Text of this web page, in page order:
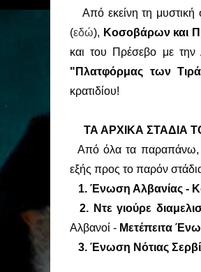
Από εκείνη τη μυστική
(εδώ), Κοσοβάρων και
και του Πρέσεβο με την
"Πλατφόρμας των
κρατιδίου!
ΤΑ ΑΡΧΙΚΑ ΣΤΑΔΙΑ
Από όλα τα παραπάνω,
εξής προς το παρόν
1. Ένωση Αλβανίας -
2. Ντε γιούρε
Αλβανοί - Μετέπειτα
3. Ένωση Νότιας